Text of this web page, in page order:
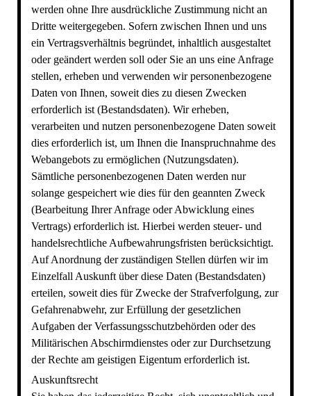
werden ohne Ihre ausdrückliche Zustimmung nicht an
Dritte weitergegeben. Sofern zwischen Ihnen und uns
ein Vertragsverhältnis begründet, inhaltlich ausgestaltet
oder geändert werden soll oder Sie an uns eine Anfrage
stellen, erheben und verwenden wir personenbezogene
Daten von Ihnen, soweit dies zu diesen Zwecken
erforderlich ist (Bestandsdaten). Wir erheben,
verarbeiten und nutzen personenbezogene Daten soweit
dies erforderlich ist, um Ihnen die Inanspruchnahme des
Webangebots zu ermöglichen (Nutzungsdaten).
Sämtliche personenbezogenen Daten werden nur
solange gespeichert wie dies für den geannten Zweck
(Bearbeitung Ihrer Anfrage oder Abwicklung eines
Vertrags) erforderlich ist. Hierbei werden steuer- und
handelsrechtliche Aufbewahrungsfristen berücksichtigt.
Auf Anordnung der zuständigen Stellen dürfen wir im
Einzelfall Auskunft über diese Daten (Bestandsdaten)
erteilen, soweit dies für Zwecke der Strafverfolgung, zur
Gefahrenabwehr, zur Erfüllung der gesetzlichen
Aufgaben der Verfassungsschutzbehörden oder des
Militärischen Abschirmdienstes oder zur Durchsetzung
der Rechte am geistigen Eigentum erforderlich ist.
Auskunftsrecht